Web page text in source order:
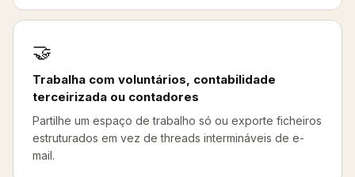
🤝
Trabalha com voluntários, contabilidade
terceirizada ou contadores
Partilhe um espaço de trabalho só ou exporte ficheiros
estruturados em vez de threads intermináveis de e-
mail.